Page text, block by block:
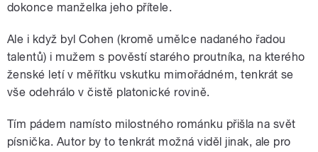
dokonce manželka jeho přítele.
Ale i když byl Cohen (kromě umělce nadaného řadou
talentů) i mužem s pověstí starého proutníka, na kterého
ženské letí v měřítku vskutku mimořádném, tenkrát se
vše odehrálo v čistě platonické rovině.
Tím pádem namísto milostného románku přišla na svět
písnička. Autor by to tenkrát možná viděl jinak, ale pro